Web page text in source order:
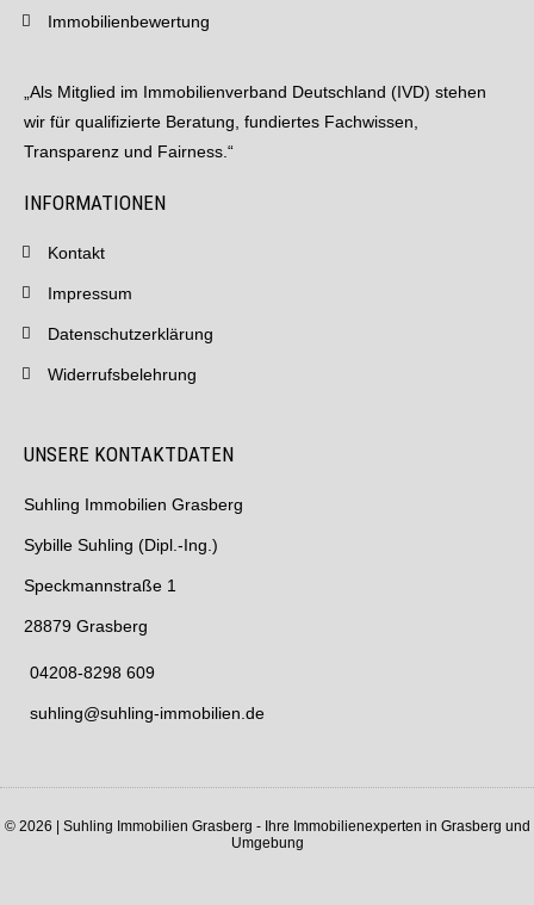
Immobilienbewertung
„Als Mitglied im Immobilienverband Deutschland (IVD) stehen
wir für qualifizierte Beratung, fundiertes Fachwissen,
Transparenz und Fairness.“
INFORMATIONEN
Kontakt
Impressum
Datenschutzerklärung
Widerrufsbelehrung
UNSERE KONTAKTDATEN
Suhling Immobilien Grasberg
Sybille Suhling (Dipl.-Ing.)
Speckmannstraße 1
28879 Grasberg
04208-8298 609
suhling@suhling-immobilien.de
© 2026 | Suhling Immobilien Grasberg - Ihre Immobilienexperten in Grasberg und
Umgebung